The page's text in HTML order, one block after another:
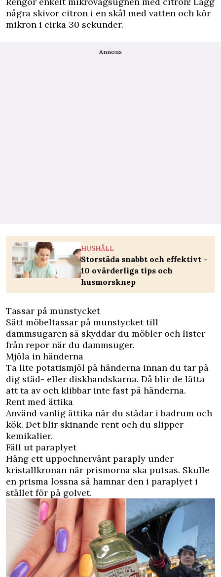
några skivor citron i en skål med vatten och kör
mikron i cirka 30 sekunder.
Annons
HUSHÅLL
Storstäda snabbt och effektivt –
10 ovärderliga tips och
husmorsknep
Tassar på munstycket
Sätt möbeltassar på munstycket till
dammsugaren så skyddar du möbler och lister
från repor när du dammsuger.
Mjöla in händerna
Ta lite potatismjöl på händerna innan du tar på
dig städ- eller diskhandskarna. Då blir de lätta
att ta av och klibbar inte fast på händerna.
Rent med ättika
Använd vanlig ättika när du städar i badrum och
kök. Det blir skinande rent och du slipper
kemikalier.
Fäll ut paraplyet
Häng ett uppochnervänt paraply under
kristallkronan när prismorna ska putsas. Skulle
en prisma lossna så hamnar den i paraplyet i
stället för på golvet.